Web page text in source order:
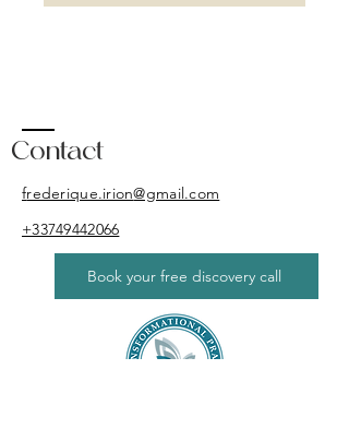
Contact
frederique.irion@gmail.com
​+33749442066
Book your free discovery call